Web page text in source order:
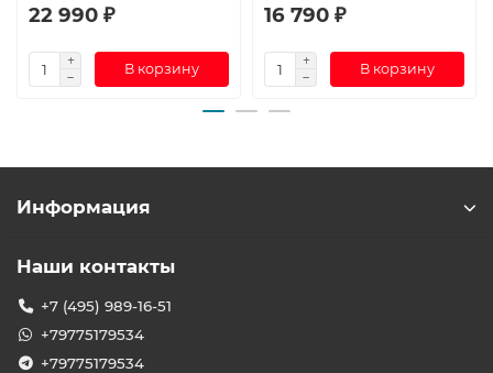
22 990 ₽
В корзину
16 790 ₽
В корзину
Информация
Наши контакты
+7 (495) 989-16-51
+79775179534
+79775179534